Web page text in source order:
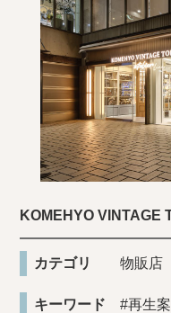
KOMEHYO VINTAGE
カテゴリ 物販店
キーワード #再生